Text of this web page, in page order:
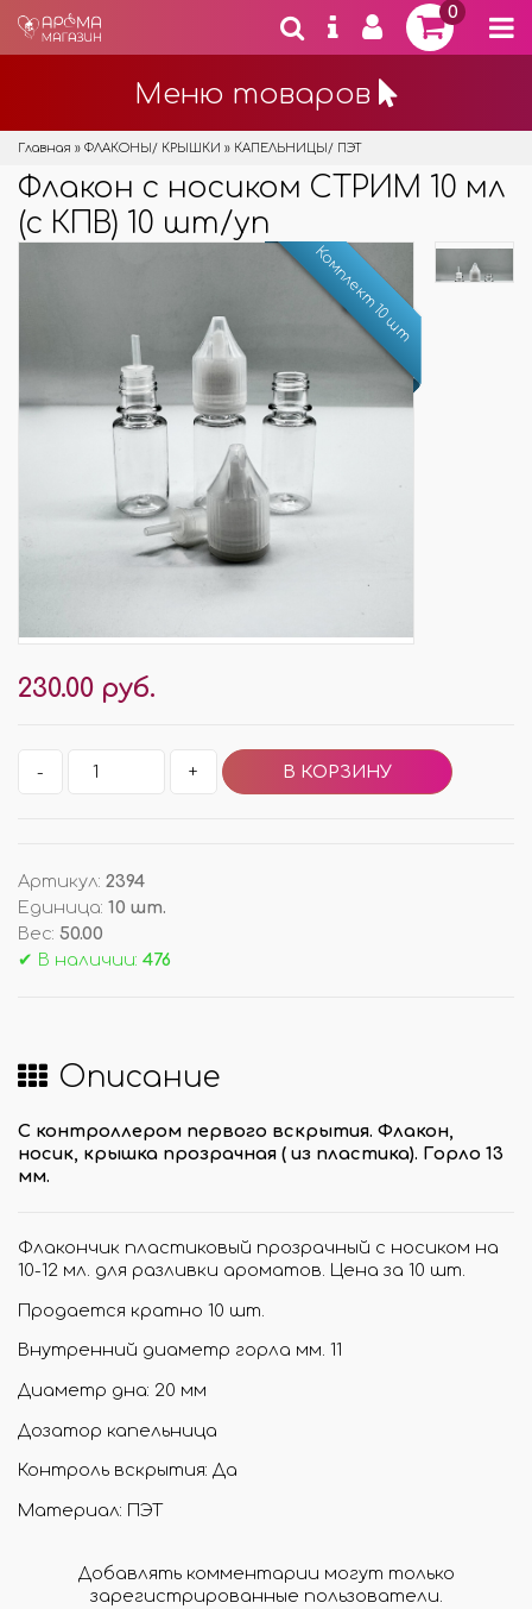
0
Меню товаров
Главная » ФЛАКОНЫ/ КРЫШКИ » КАПЕЛЬНИЦЫ/ ПЭТ
Флакон с носиком СТРИМ 10 мл
(с КПВ) 10 шт/уп
Комплект 10 шт
230.00 руб.
- +
Артикул: 2394
Единица: 10 шт.
Вес: 50.00
✔ В наличии: 476
Описание
С контроллером первого вскрытия. Флакон,
носик, крышка прозрачная ( из пластика). Горло 13
мм.
Флакончик пластиковый прозрачный с носиком на
10-12 мл. для разливки ароматов. Цена за 10 шт.
Продается кратно 10 шт.
Внутренний диаметр горла мм. 11
Диаметр дна: 20 мм
Дозатор капельница
Контроль вскрытия: Да
Материал: ПЭТ
Добавлять комментарии могут только
зарегистрированные пользователи.